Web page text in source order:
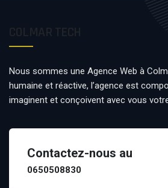
Nous sommes une Agence Web à
humaine et réactive, l’agence est
imaginent et conçoivent avec vous
Contactez-nous au
0650508830